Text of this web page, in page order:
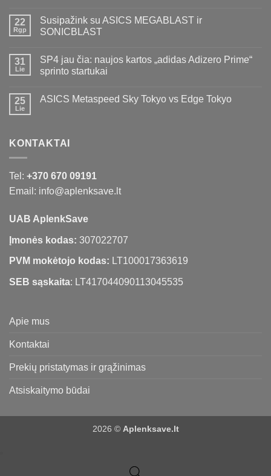
22
Rgp
Susipažink su ASICS MEGABLAST ir
SONICBLAST
31
Lie
SP4 jau čia: naujos kartos „adidas Adizero Prime“
sprinto startukai
25
Lie
ASICS Metaspeed Sky Tokyo vs Edge Tokyo
KONTAKTAI
Tel: +370 670 09191
Email: info@aplenksave.lt
UAB AplenkSave
Įmonės kodas: 307022707
PVM mokėtojo kodas: LT100017363619
SEB sąskaita: LT417044090113045535
Apie mus
Kontaktai
Prekių pristatymas ir grąžinimas
Atsiskaitymo būdai
2026 © Aplenksave.lt